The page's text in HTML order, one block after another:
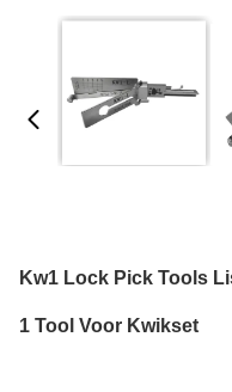
Kw1 Lock Pick Tools
1 Tool Voor Kwikset